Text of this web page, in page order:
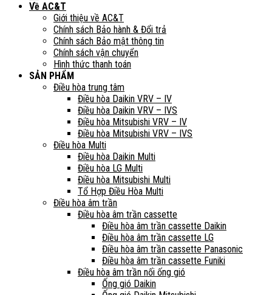
Về AC&T
Giới thiệu về AC&T
Chính sách Bảo hành & Đổi trả
Chính sách Bảo mật thông tin
Chính sách vận chuyển
Hình thức thanh toán
SẢN PHẨM
Điều hòa trung tâm
Điều hòa Daikin VRV – IV
Điều hòa Daikin VRV – IVS
Điều hòa Mitsubishi VRV – IV
Điều hòa Mitsubishi VRV – IVS
Điều hòa Multi
Điều hòa Daikin Multi
Điều hòa LG Multi
Điều hòa Mitsubishi Multi
Tổ Hợp Điều Hòa Multi
Điều hòa âm trần
Điều hòa âm trần cassette
Điều hòa âm trần cassette Daikin
Điều hòa âm trần cassette LG
Điều hòa âm trần cassette Panasonic
Điều hòa âm trần cassette Funiki
Điều hòa âm trần nối ống gió
Ống gió Daikin